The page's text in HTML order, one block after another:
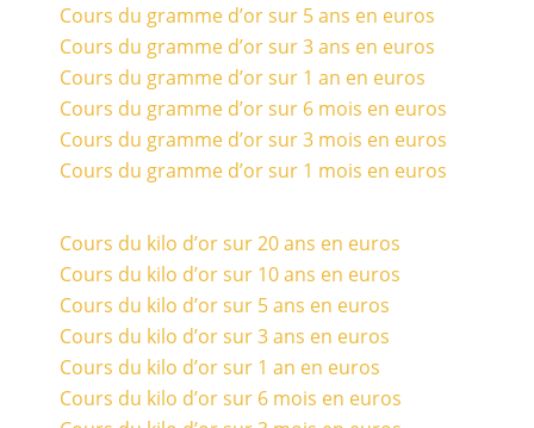
Cours du gramme d’or sur 5 ans en euros
Cours du gramme d’or sur 3 ans en euros
Cours du gramme d’or sur 1 an en euros
Cours du gramme d’or sur 6 mois en euros
Cours du gramme d’or sur 3 mois en euros
Cours du gramme d’or sur 1 mois en euros
Cours du kilo d’or sur 20 ans en euros
Cours du kilo d’or sur 10 ans en euros
Cours du kilo d’or sur 5 ans en euros
Cours du kilo d’or sur 3 ans en euros
Cours du kilo d’or sur 1 an en euros
Cours du kilo d’or sur 6 mois en euros